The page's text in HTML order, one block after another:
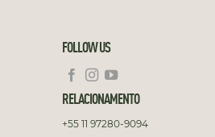
FOLLOW US
RELACIONAMENTO
+55 11 97280-9094